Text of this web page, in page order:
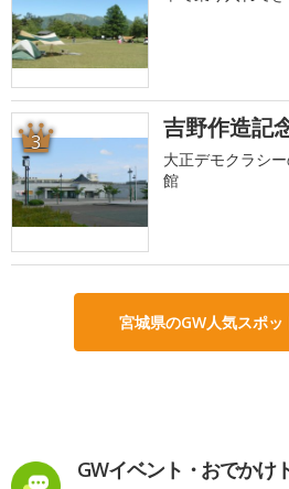
3 吉野作造記
大正デモクラシ
館
宮城県のGW人気スポッ
GWイベント・おでかけ